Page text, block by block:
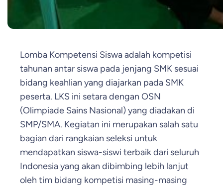
Lomba Kompetensi Siswa adalah kompetisi
tahunan antar siswa pada jenjang SMK sesuai
bidang keahlian yang diajarkan pada SMK
peserta. LKS ini setara dengan OSN
(Olimpiade Sains Nasional) yang diadakan di
SMP/SMA. Kegiatan ini merupakan salah satu
bagian dari rangkaian seleksi untuk
mendapatkan siswa-siswi terbaik dari seluruh
Indonesia yang akan dibimbing lebih lanjut
oleh tim bidang kompetisi masing-masing